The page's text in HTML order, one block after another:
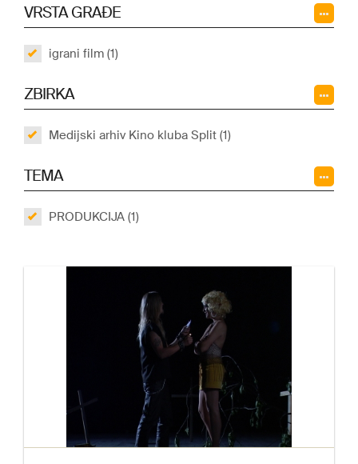
VRSTA GRAĐE
igrani film (1)
ZBIRKA
Medijski arhiv Kino kluba Split (1)
TEMA
PRODUKCIJA (1)